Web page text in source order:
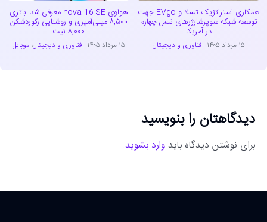
همکاری استراتژیک تسلا و EVgo جهت
توسعه شبکه سوپرشارژرهای نسل چهارم
در آمریکا
۱۵ مرداد ۱۴۰۵ فناوری و دیجیتال
هواوی nova 16 SE معرفی شد: باتری
۸,۵۰۰ میلی‌آمپری و روشنایی رکوردشکن
۸,۰۰۰ نیت
۱۵ مرداد ۱۴۰۵ فناوری و دیجیتال،موبایل
دیدگاهتان را بنویسید
برای نوشتن دیدگاه باید وارد بشوید.